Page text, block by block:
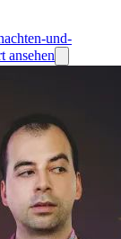
und-
ansehen